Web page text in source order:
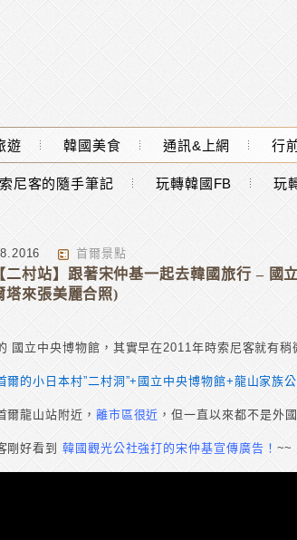
遊 韓國美食 通訊&上網 行
索尼客的隨手筆記 玩轉韓國FB 玩
首爾景點
二村站】跟著宋仲基一起去韓國旅行 – 國
塔來張美麗合照)
國立中央博物館，其實早在2011年時索尼客就有稍
爾的小日本村”二村洞”+國立中央博物館+龍山家族公
爾龍山站附近， 離市區很近 ，但一直以來都不是外
剛好看到韓國觀光公社強打的宋仲基宣傳廣告！ ~~